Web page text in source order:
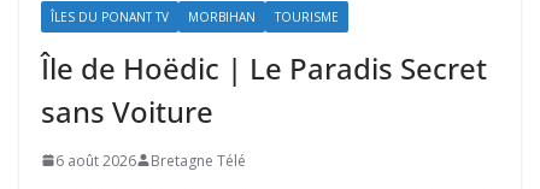
ÎLES DU PONANT TV MORBIHAN TOURISME
Île de Hoëdic | Le Paradis Secret
sans Voiture
6 août 2026 Bretagne Télé